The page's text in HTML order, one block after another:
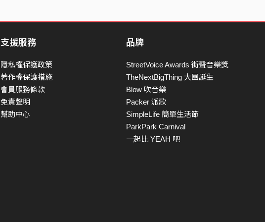
支援服務
隱私權保護政策
著作權保護措施
會員服務條款
免責聲明
幫助中心
品牌
StreetVoice Awards 街聲音樂獎
TheNextBigThing 大團誕生
Blow 吹音樂
Packer 派歌
SimpleLife 簡單生活節
ParkPark Carnival
一起比 YEAH 吧